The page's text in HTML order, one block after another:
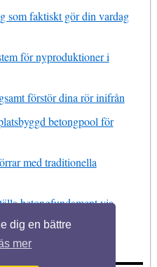
dig en bättre
mer
som faktiskt gör din vardag
för nyproduktioner i
förstör dina rör inifrån
betongpool för
med traditionella
betongfundament via